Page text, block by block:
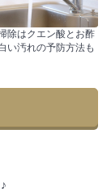
除はクエン酸とお酢
い汚れの予防方法も